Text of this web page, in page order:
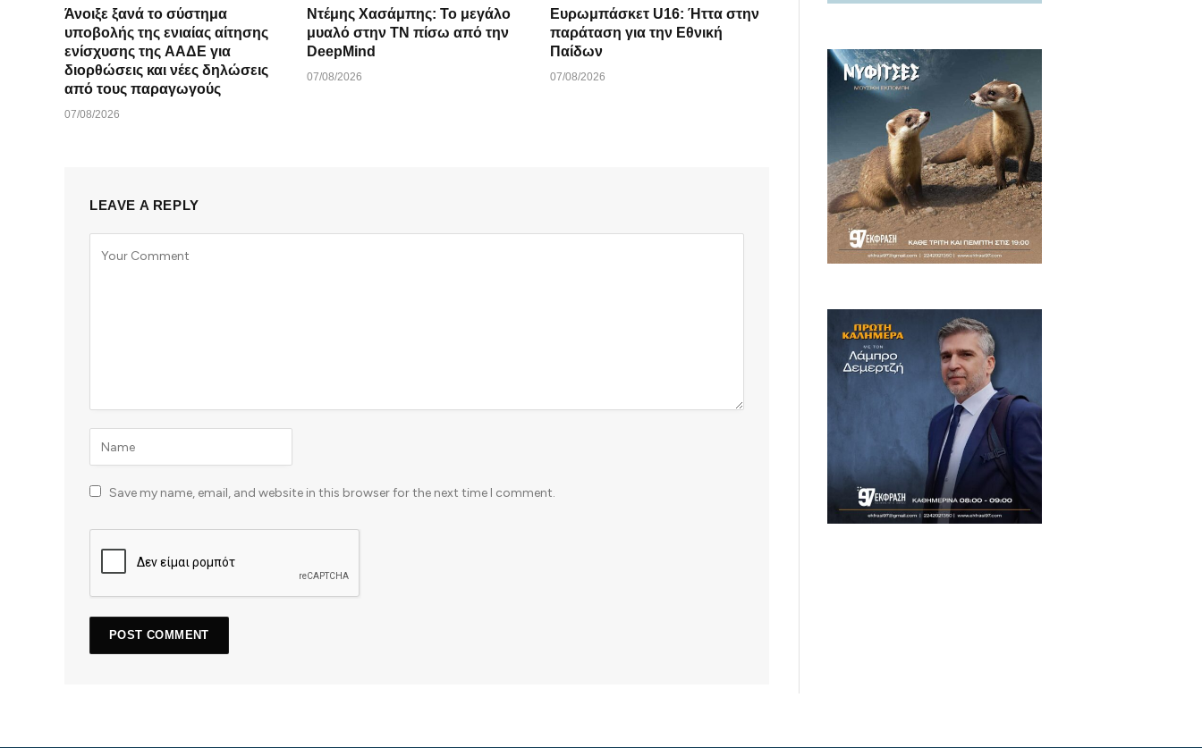
Άνοιξε ξανά το σύστημα
υποβολής της ενιαίας αίτησης
ενίσχυσης της ΑΑΔΕ για
διορθώσεις και νέες δηλώσεις
από τους παραγωγούς
07/08/2026
Ντέμης Χασάμπης: Το μεγάλο
μυαλό στην ΤΝ πίσω από την
DeepMind
07/08/2026
Ευρωμπάσκετ U16: Ήττα στην
παράταση για την Εθνική
Παίδων
07/08/2026
LEAVE A REPLY
Save my name, email, and website in this browser for the next time I comment.